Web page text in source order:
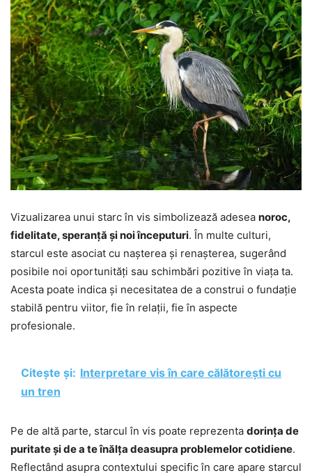
Vizualizarea unui starc în vis simbolizează adesea noroc,
fidelitate, speranță și noi începuturi. În multe culturi,
starcul este asociat cu nașterea și renașterea, sugerând
posibile noi oportunități sau schimbări pozitive în viața ta.
Acesta poate indica și necesitatea de a construi o fundație
stabilă pentru viitor, fie în relații, fie în aspecte
profesionale.
Citește și: Interpretare vis în care călătorești cu
un tren
Pe de altă parte, starcul în vis poate reprezenta dorința de
puritate și de a te înălța deasupra problemelor cotidiene.
Reflectând asupra contextului specific în care apare starcul